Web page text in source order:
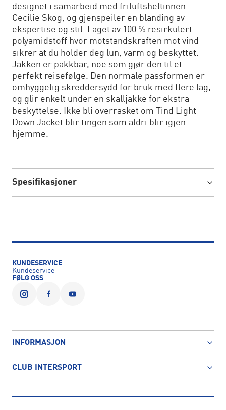
designet i samarbeid med friluftsheltinnen
Cecilie Skog, og gjenspeiler en blanding av
ekspertise og stil. Laget av 100 % resirkulert
polyamidstoff hvor motstandskraften mot vind
sikrer at du holder deg lun, varm og beskyttet.
Jakken er pakkbar, noe som gjør den til et
perfekt reisefølge. Den normale passformen er
omhyggelig skreddersydd for bruk med flere lag,
og glir enkelt under en skalljakke for ekstra
beskyttelse. Ikke bli overrasket om Tind Light
Down Jacket blir tingen som aldri blir igjen
hjemme.
Spesifikasjoner
KUNDESERVICE
Kundeservice
FØLG OSS
INFORMASJON
CLUB INTERSPORT